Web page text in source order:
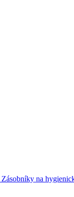
Zásobníky na